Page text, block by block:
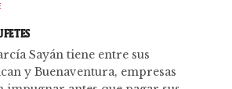
Sayán tiene entre sus
y Buenaventura, empresas